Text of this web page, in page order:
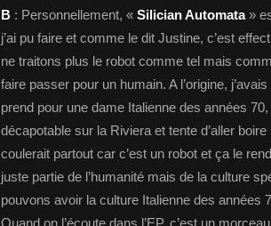
B : Personnellement, « Silician Automata»
j’ai pu faire et comme le dit Justine, c’est
ne traitons plus le robot comme tel mais
faire passer pour un humain. A l’origine,
prend pour une dame Italienne des années
décapotable sur la Riviera et tente d’aller
coulerait partout car c’est un robot et ça le
juste partie de l’humanité mais de la culture
pouvons avoir la culture Italienne des années
Quand on l’écoute dans l’EP, c’est un